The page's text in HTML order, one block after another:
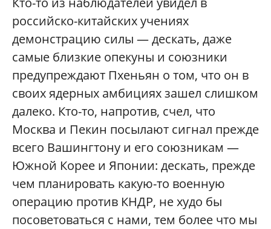
российско-китайских учениях
демонстрацию силы — дескать, даже
самые близкие опекуны и союзники
предупреждают Пхеньян о том, что он в
своих ядерных амбициях зашел слишком
далеко. Кто-то, напротив, счел, что
Москва и Пекин посылают сигнал прежде
всего Вашингтону и его союзникам —
Южной Корее и Японии: дескать, прежде
чем планировать какую-то военную
операцию против КНДР, не худо бы
посоветоваться с нами, тем более что мы